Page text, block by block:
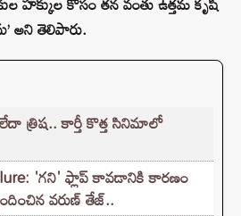
అని తెలిపారు.
త్రిష.. కార్తీ కొత్త సినిమాలో
'గని' ఫ్లాప్‌ కావడానికి కారణం
వరుణ్ తేజ్..